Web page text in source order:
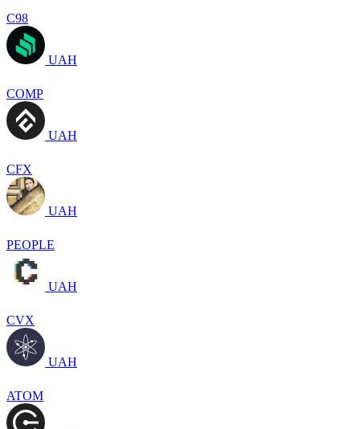
C98
UAH
COMP
UAH
CFX
UAH
PEOPLE
UAH
CVX
UAH
ATOM